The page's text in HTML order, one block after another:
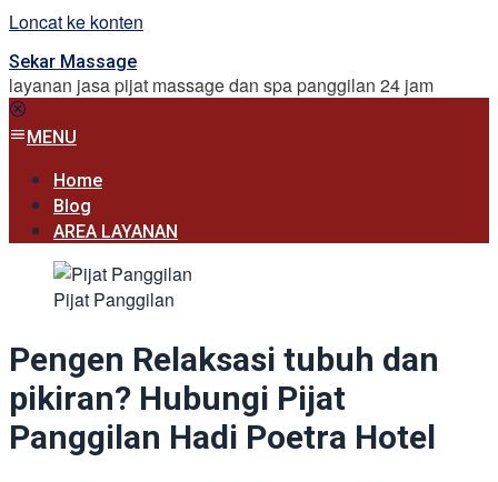
Loncat ke konten
Sekar Massage
layanan jasa pijat massage dan spa panggilan 24 jam
MENU
Home
Blog
AREA LAYANAN
Pijat Panggilan
Pengen Relaksasi tubuh dan
pikiran? Hubungi Pijat
Panggilan Hadi Poetra Hotel